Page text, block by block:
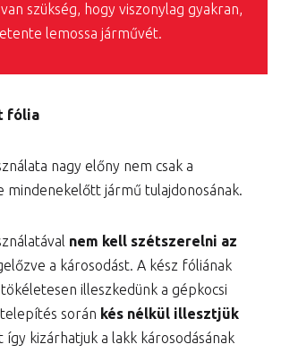
szükség, hogy viszonylag gyakran,
lemossa járművét.
fólia
nagy előny nem csak a
mindenekelőtt jármű tulajdonosának.
nem kell szétszerelni az
a károsodást. A kész fóliának
illeszkedünk a gépkocsi
során kés nélkül illesztjük
így kizárhatjuk a lakk károsodásának